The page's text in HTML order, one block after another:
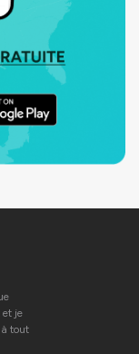
et je
tout